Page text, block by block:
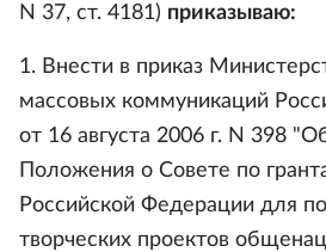
N 37, ст. 4181) приказываю:
1. Внести в приказ
массовых коммуникаций
от 16 августа 2006 г. N 398
Положения о Совете по
Российской Федерации для
творческих проектов